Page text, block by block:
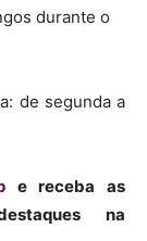
durante o
de segunda a
e receba as
na